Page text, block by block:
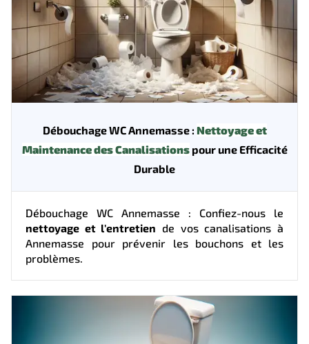
Débouchage WC Annemasse : Nettoyage et
Maintenance des Canalisationspour une Efficacité
Durable
Débouchage WC Annemasse : Confiez-nous le
nettoyage et l'entretien de vos canalisations à
Annemasse pour prévenir les bouchons et les
problèmes.